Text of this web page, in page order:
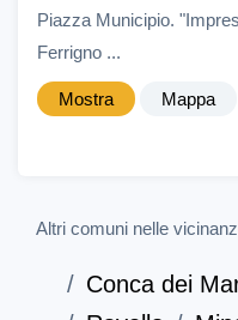
Piazza Municipio.
Ferrigno ...
Mostra Mappa
Altri comuni nelle
Conca dei